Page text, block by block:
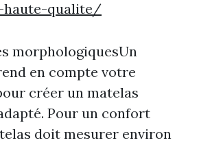
haute-qualite/
morphologiquesUn
en compte votre
créer un matelas
Pour un confort
doit mesurer environ